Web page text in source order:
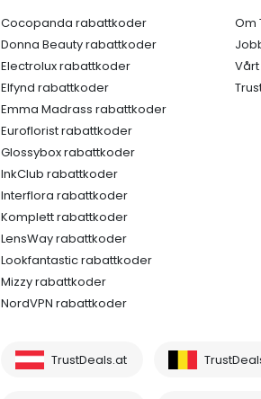
Cocopanda rabattkoder
Donna Beauty rabattkoder
Electrolux rabattkoder
Elfynd rabattkoder
Emma Madrass rabattkoder
Euroflorist rabattkoder
Glossybox rabattkoder
InkClub rabattkoder
Interflora rabattkoder
Komplett rabattkoder
LensWay rabattkoder
Lookfantastic rabattkoder
Mizzy rabattkoder
NordVPN rabattkoder
Om
TrustDeals.at